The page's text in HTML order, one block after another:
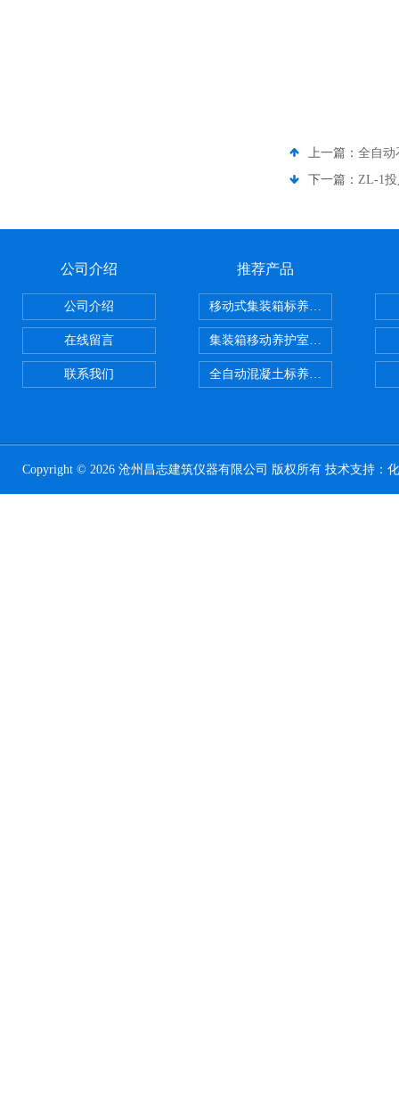
上一篇： 全自动
下一篇： ZL-1
公司介绍
公司介绍
在线留言
联系我们
推荐产品
移动式集装箱标养室 养护室设备
集装箱移动养护室 标养室
全自动混凝土标养室恒温恒湿设备
Copyright © 2026 沧州昌志建筑仪器有限公司 版权所有 技术支持：